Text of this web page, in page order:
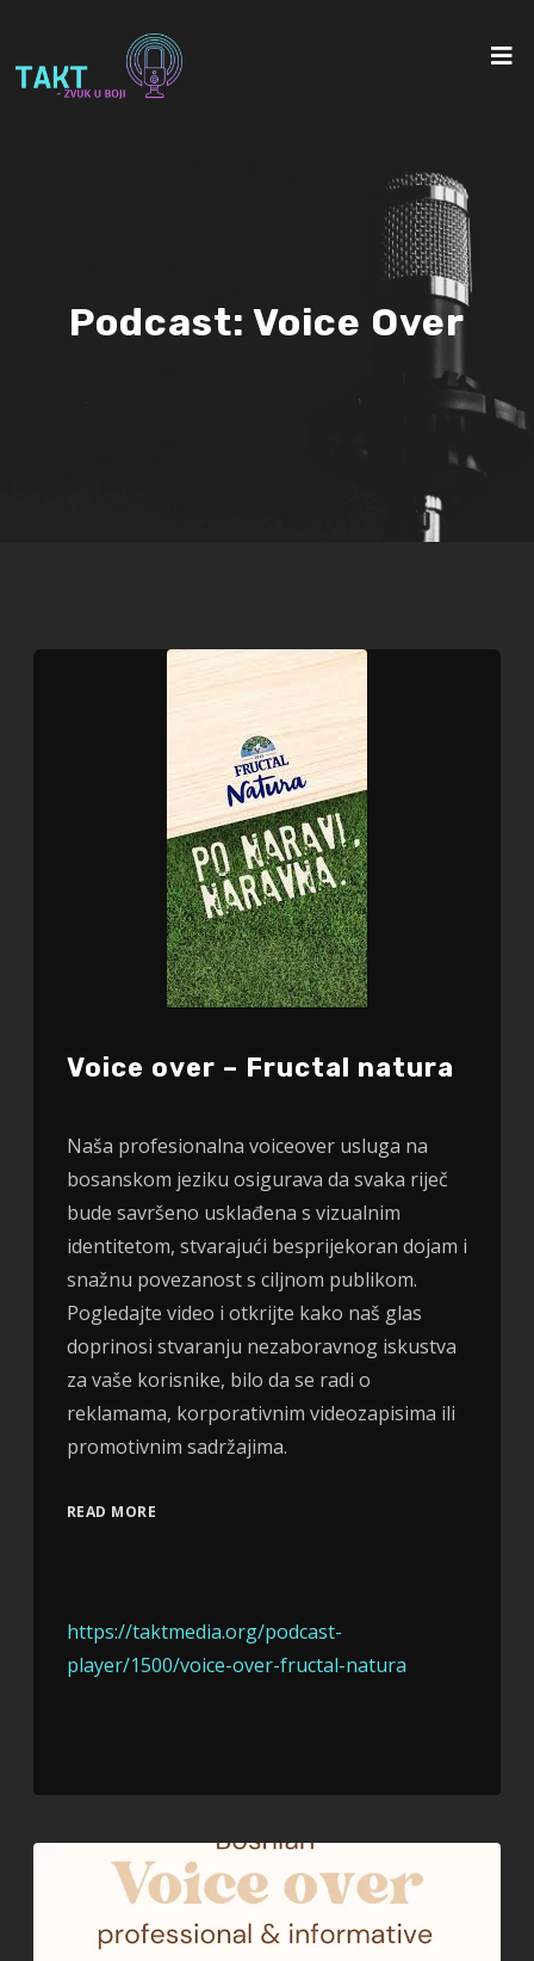
Podcast: Voice Over
Voice over – Fructal natura
Naša profesionalna voiceover usluga na
bosanskom jeziku osigurava da svaka riječ
bude savršeno usklađena s vizualnim
identitetom, stvarajući besprijekoran dojam i
snažnu povezanost s ciljnom publikom.
Pogledajte video i otkrijte kako naš glas
doprinosi stvaranju nezaboravnog iskustva
za vaše korisnike, bilo da se radi o
reklamama, korporativnim videozapisima ili
promotivnim sadržajima.
READ MORE
https://taktmedia.org/podcast-
player/1500/voice-over-fructal-natura